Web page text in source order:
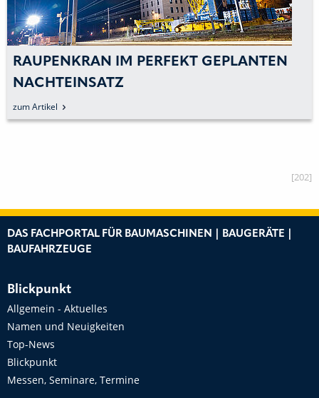
RAUPENKRAN IM PERFEKT GEPLANTEN
NACHTEINSATZ
zum Artikel
[202]
DAS FACHPORTAL FÜR BAUMASCHINEN | BAUGERÄTE |
BAUFAHRZEUGE
Blickpunkt
Allgemein - Aktuelles
Namen und Neuigkeiten
Top-News
Blickpunkt
Messen, Seminare, Termine